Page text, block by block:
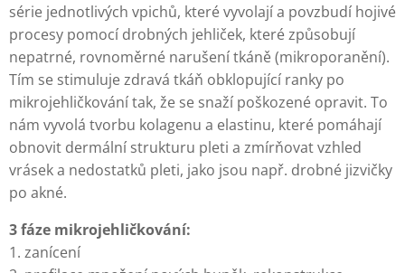
série jednotlivých vpichů, které vyvolají a povzbudí hojivé
procesy pomocí drobných jehliček, které způsobují
nepatrné, rovnoměrné narušení tkáně (mikroporanění).
Tím se stimuluje zdravá tkáň obklopující ranky po
mikrojehličkování tak, že se snaží poškozené opravit. To
nám vyvolá tvorbu kolagenu a elastinu, které pomáhají
obnovit dermální strukturu pleti a zmírňovat vzhled
vrásek a nedostatků pleti, jako jsou např. drobné jizvičky
po akné.
3 fáze mikrojehličkování:
1. zanícení